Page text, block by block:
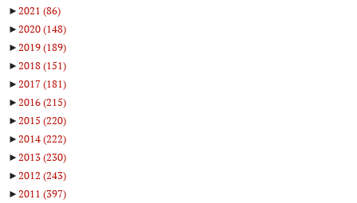
►2021 (86)
►2020(148)
►2019(189)
►2018(151)
►2017(181)
►2016(215)
►2015 (220)
►2014(222)
►2013(230)
►2012 (243)
►2011 (397)